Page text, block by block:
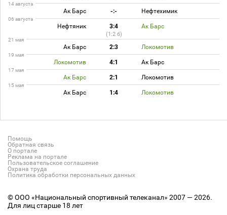
14 августа
Ак Барс -:- Нефтехимик
06 августа
Нефтяник 3:4 Ак Барс
(1:2 б)
21 мая
Ак Барс 2:3 Локомотив
19 мая
Локомотив 4:1 Ак Барс
17 мая
Ак Барс 2:1 Локомотив
15 мая
Ак Барс 1:4 Локомотив
Помощь
Обратная связь
О портале
Реклама на портале
Пользовательское соглашение
Охрана труда
Политика обработки персональных данных
© ООО «Национальный спортивный телеканал» 2007 — 2026.
Для лиц старше 18 лет